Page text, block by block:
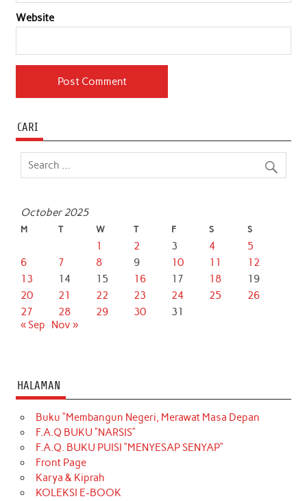
Website
CARI
October 2025
M T W T F S S
1 2 3 4
5
6
7 8 9 10 11
12
13
14 15 16 17 18
19
20
21 22 23 24 25
26
27
28 29 30
31
« Sep
Nov »
HALAMAN
Buku “Membangun Negeri, Merawat Masa Depan
F.A.Q BUKU “NARSIS”
F.A.Q. BUKU PUISI “MENYESAP SENYAP”
Front Page
Karya & Kiprah
KOLEKSI E-BOOK